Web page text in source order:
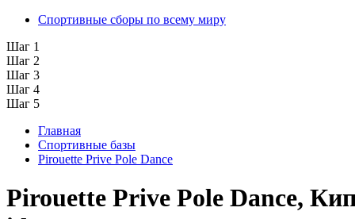
Спортивные сборы по всему миру
Шаг 1
Шаг 2
Шаг 3
Шаг 4
Шаг 5
Главная
Спортивные базы
Pirouette Prive Pole Dance
Pirouette Prive Pole Dance,